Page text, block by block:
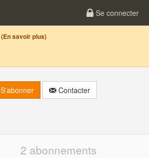
Se connecter
(En savoir plus)
S'abonner Contacter
2 abonnements